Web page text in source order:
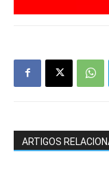
ARTIGOS